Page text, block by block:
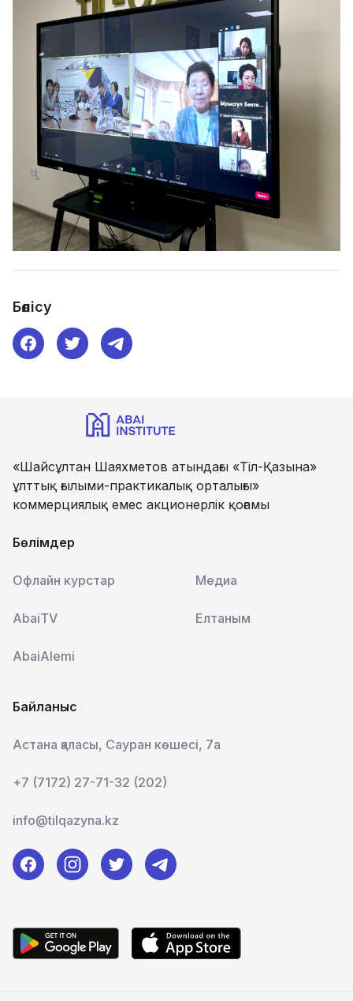
Бөлісу
«Шайсұлтан Шаяхметов атындағы «Тіл-Қазына»
ұлттық ғылыми-практикалық орталығы»
коммерциялық емес акционерлік қоғамы
Бөлімдер
Офлайн курстар Медиа
AbaiTV Елтаным
AbaiAlemi
Байланыс
Астана қаласы, Сауран көшесі, 7а
+7 (7172) 27-71-32 (202)
info@tilqazyna.kz